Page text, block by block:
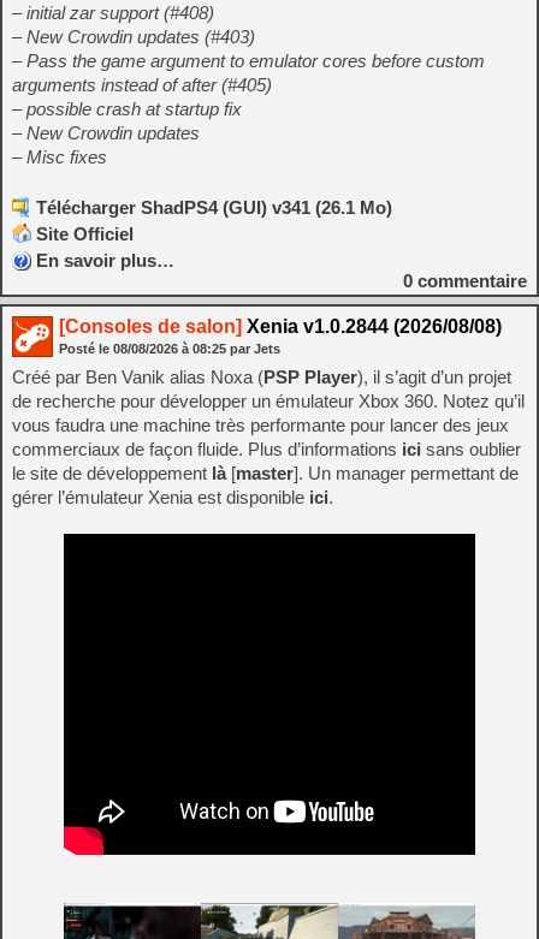
– initial zar support (#408)
– New Crowdin updates (#403)
– Pass the game argument to emulator cores before custom
arguments instead of after (#405)
– possible crash at startup fix
– New Crowdin updates
– Misc fixes
Télécharger ShadPS4 (GUI) v341 (26.1 Mo)
Site Officiel
En savoir plus…
0 commentaire
[Consoles de salon] Xenia v1.0.2844 (2026/08/08)
Posté le 08/08/2026 à 08:25 par Jets
Créé par Ben Vanik alias Noxa (PSP Player), il s’agit d’un projet
de recherche pour développer un émulateur Xbox 360. Notez qu’il
vous faudra une machine très performante pour lancer des jeux
commerciaux de façon fluide. Plus d’informations ici sans oublier
le site de développement là[master]. Un manager permettant de
gérer l’émulateur Xenia est disponible ici.